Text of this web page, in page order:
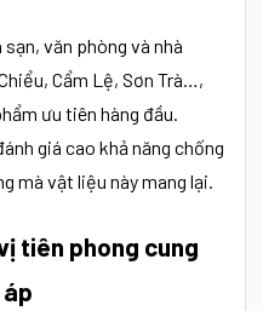
văn phòng và nhà
Cẩm Lệ, Sơn Trà…,
ưu tiên hàng đầu.
giá cao khả năng chống
mà vật liệu này mang lại.
tiên phong cung